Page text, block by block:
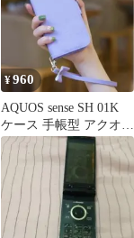
¥960
AQUOS sense SH 01K
ケース 手帳型 アクオス
ミッキー 紫